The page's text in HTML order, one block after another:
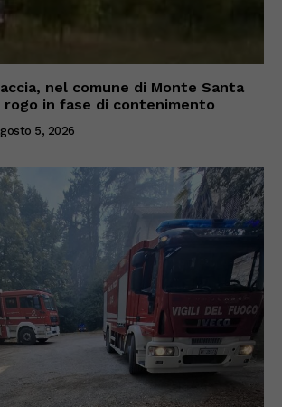
nel comune di Monte Santa
rogo in fase di contenimento
5, 2026